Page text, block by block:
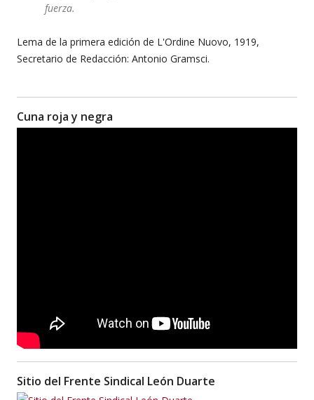
fuerza.
Lema de la primera edición de L'Ordine Nuovo, 1919,
Secretario de Redacción: Antonio Gramsci.
Cuna roja y negra
Sitio del Frente Sindical León Duarte